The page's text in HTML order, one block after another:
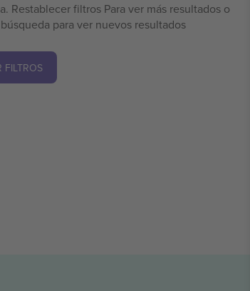
Restablecer filtros Para ver más resultados o
para ver nuevos resultados
FILTROS